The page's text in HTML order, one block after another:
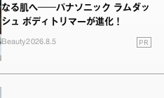
なる肌へ──パナソニック ラムダッ
シュ ボディトリマーが進化！
Beauty2026.8.5 PR